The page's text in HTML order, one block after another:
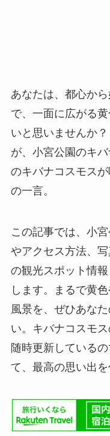
あなたは、都心か
で、一面に広がる
いと思いませんか
が、小宮公園のキ
のキバナコスモス
の一言。
この記事では、小
やアクセス方法、
の観光スポット情
します。まるで黄
風景を、ぜひあな
い。キバナコスモ
随時更新している
て、最高の思い出を